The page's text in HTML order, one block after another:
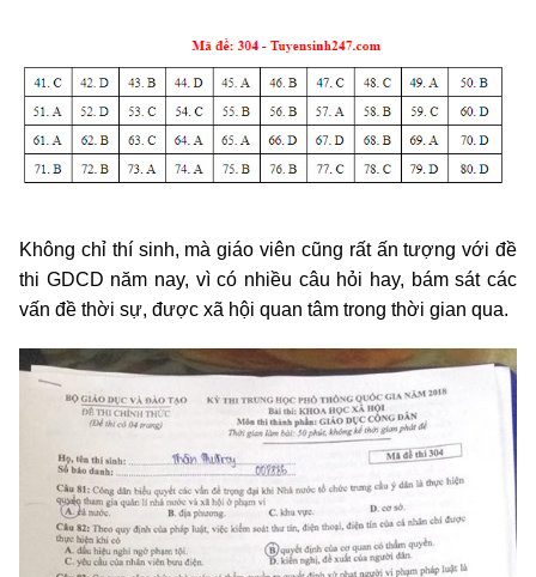
Không chỉ thí sinh, mà giáo viên cũng rất ấn tượng với đề
thi GDCD năm nay, vì có nhiều câu hỏi hay, bám sát các
vấn đề thời sự, được xã hội quan tâm trong thời gian qua.